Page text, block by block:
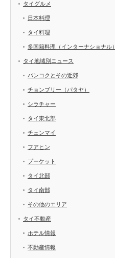
タイグルメ
日本料理
タイ料理
多国籍料理（インターナショナル）
タイ地域別ニュース
バンコクとその近郊
チョンブリー（パタヤ）
シラチャー
タイ東北部
チェンマイ
フアヒン
プーケット
タイ北部
タイ南部
その他のエリア
タイ不動産
ホテル情報
不動産情報